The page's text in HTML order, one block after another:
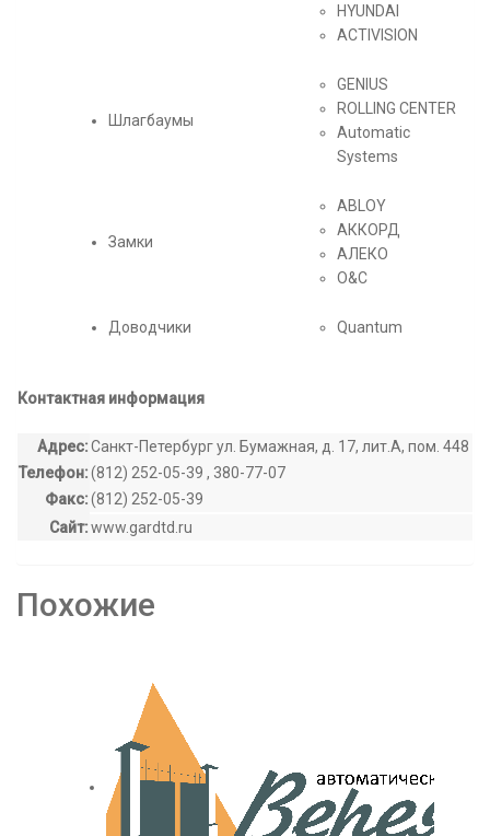
HYUNDAI
ACTIVISION
Шлагбаумы
GENIUS
ROLLING CENTER
Automatic
Systems
Замки
ABLOY
АККОРД
АЛЕКО
O&C
Доводчики Quantum
Контактная информация
Адрес:Санкт-Петербург ул. Бумажная, д. 17, лит.А, пом. 448
Телефон:(812) 252-05-39 , 380-77-07
Факс:(812) 252-05-39
Сайт:www.gardtd.ru
Похожие